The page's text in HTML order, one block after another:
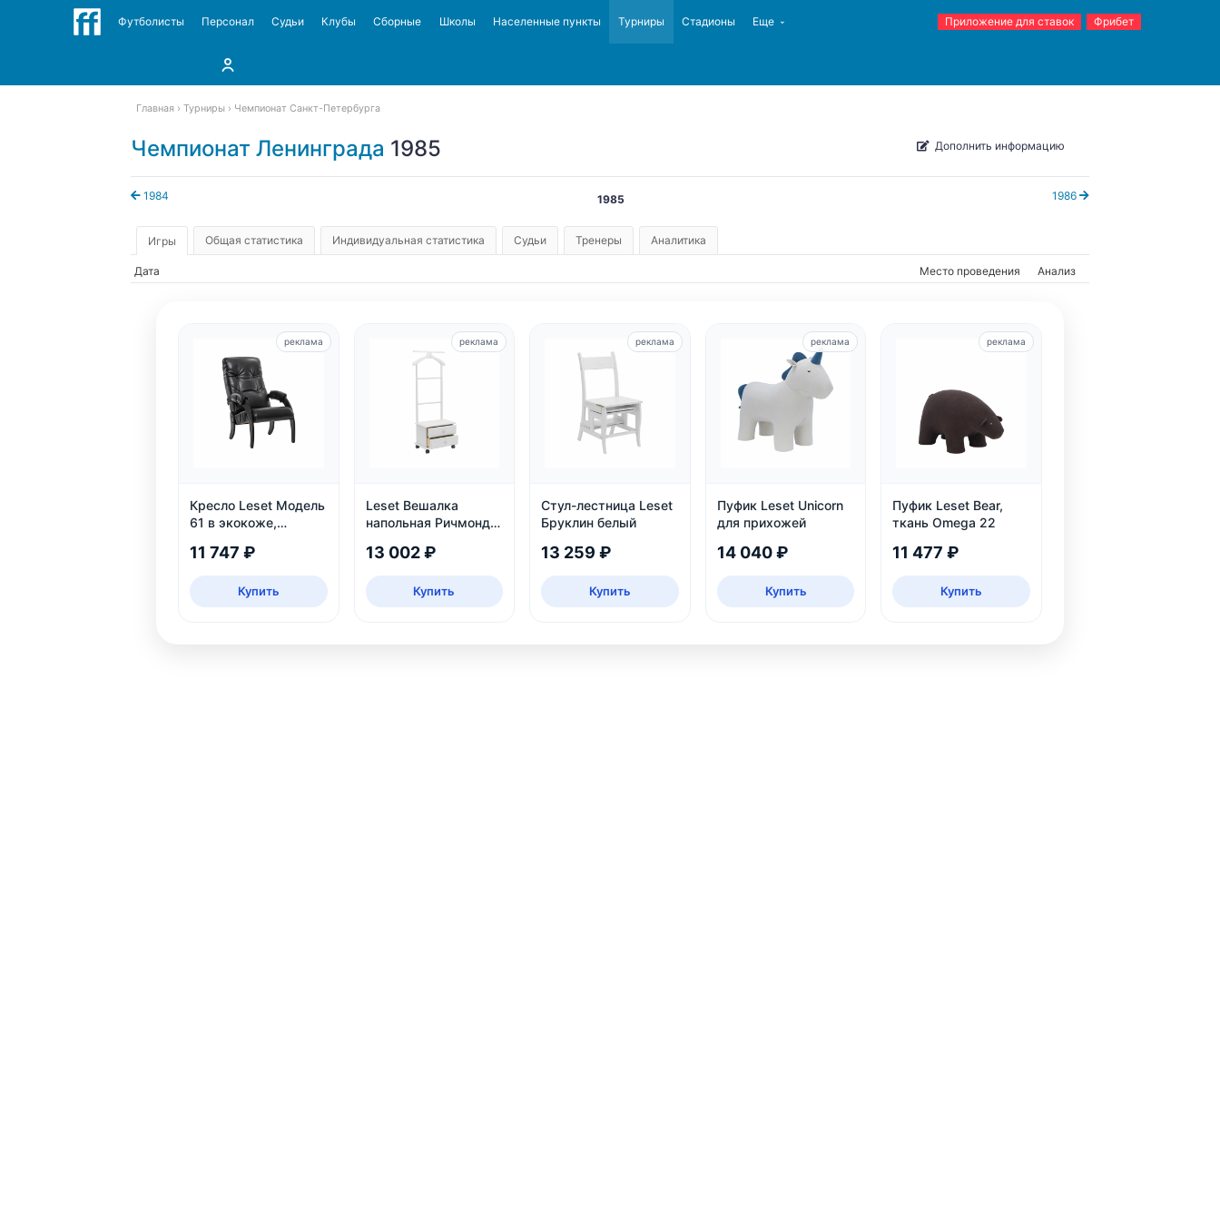
Футболисты Персонал Судьи Клубы Сборные Школы Населенные пункты Турниры Стадионы Еще Приложение для ставок Фрибет
Главная Турниры Чемпионат Санкт-Петербурга
Чемпионат Ленинграда 1985 Дополнить информацию
1984 1986
1985
Игры Общая статистика Индивидуальная статистика Судьи Тренеры Аналитика
Дата Место проведения Анализ
Кресло Leset Модель
61 в экокоже,
для дома и дачи
11 747 ₽
Купить
реклама
Leset Вешалка
напольная Ричмонд,
13 002 ₽
Купить
реклама
Стул-лестница Leset
Бруклин белый
13 259 ₽
Купить
реклама
Пуфик Leset Unicorn
для прихожей
14 040 ₽
Купить
реклама
Пуфик Leset Bear,
ткань Omega 22
11 477 ₽
Купить
реклама